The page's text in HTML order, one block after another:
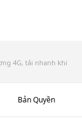
4G, tải nhanh khi
Bản Quyền